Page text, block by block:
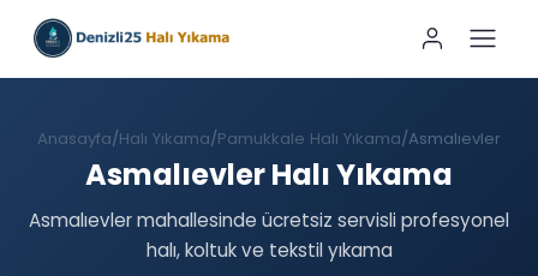
Anasayfa Halı Yıkama Pamukkale Halı Yıkama Asmalıevler
Asmalıevler Halı Yıkama
Asmalıevler mahallesinde ücretsiz servisli profesyonel
halı, koltuk ve tekstil yıkama